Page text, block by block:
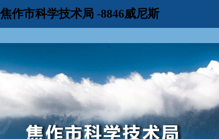
焦作市科学技术局 -8846威尼斯